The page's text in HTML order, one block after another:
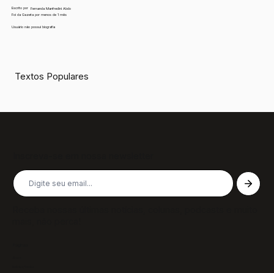
Escrito por
Fernanda Manfredini Abdo
Foi da Gazeta por menos de 1 mês
Usuário não possui biografia
Textos Populares